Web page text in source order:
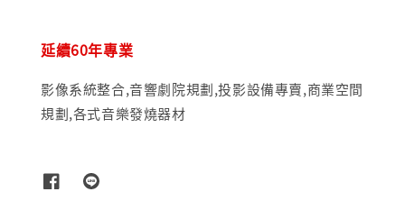
延續60年專業
影像系統整合,音響劇院規劃,投影設備專賣,商業空間
規劃,各式音樂發燒器材